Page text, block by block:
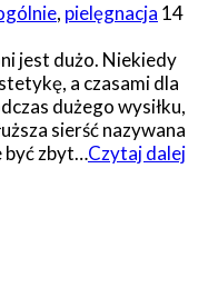
, pielęgnacja 14
jest dużo. Niekiedy
a czasami dla
dużego wysiłku,
sierść nazywana
być zbyt…Czytaj dalej